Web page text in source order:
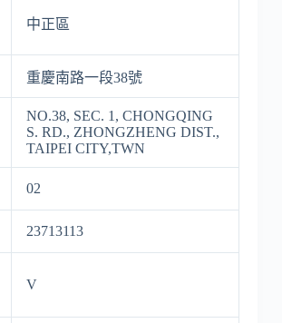
中正區
重慶南路一段38號
NO.38, SEC. 1, CHONGQING
S. RD., ZHONGZHENG DIST.,
TAIPEI CITY,TWN
02
23713113
V